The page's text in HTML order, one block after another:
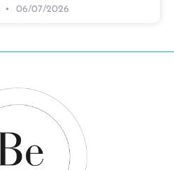
06/07/2026